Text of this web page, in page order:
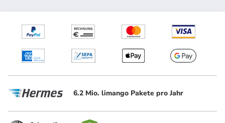
6.2 Mio. limango Pakete pro Jahr